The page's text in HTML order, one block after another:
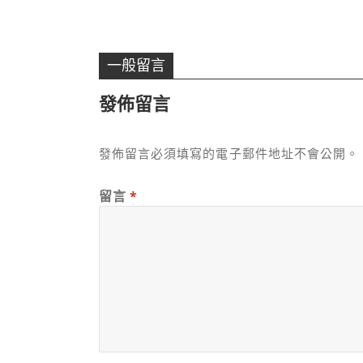
一般留言
發佈留言
發佈留言必須填寫的電子郵件地址不會公開。
留言 *